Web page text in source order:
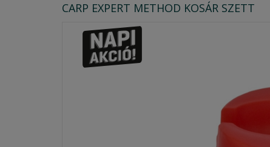
CARP EXPERT METHOD KOSÁR SZETT